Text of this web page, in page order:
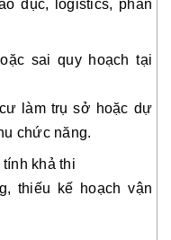
dục, logistics, phân
sai quy hoạch tại
làm trụ sở hoặc dự
chức năng.
khả thi
thiếu kế hoạch vận